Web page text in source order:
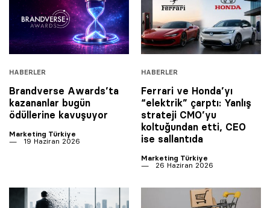
HABERLER
Brandverse Awards’ta
kazananlar bugün
ödüllerine kavuşuyor
Marketing Türkiye
19 Haziran 2026
HABERLER
Ferrari ve Honda’yı
“elektrik” çarptı: Yanlış
strateji CMO’yu
koltuğundan etti, CEO
ise sallantıda
Marketing Türkiye
26 Haziran 2026